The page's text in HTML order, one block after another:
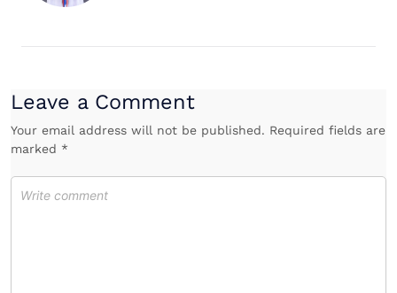
Leave a Comment
Your email address will not be published. Required fields are
marked *